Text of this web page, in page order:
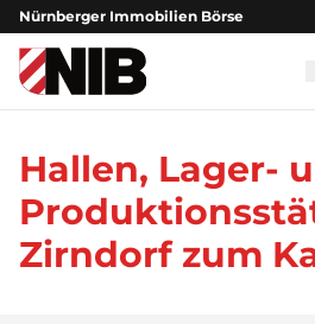
Nürnberger Immobilien Börse
NIB - Nürnberger Immobilien
Hallen, Lager-
Zirndorf zum